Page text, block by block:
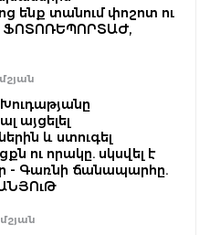
ենք տանում փոշոտ ու
ՖՈՏՈՌԵՊՈՐՏԱԺ,
այցելել
և ստուգել
ու որակը. սկսվել է
- Գառնի ճանապարհը.